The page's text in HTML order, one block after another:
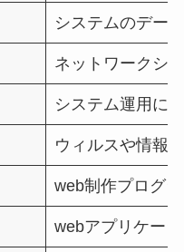
システムのデー
ネットワークシ
システム運用に
ウィルスや情報
web制作プログ
webアプリケー